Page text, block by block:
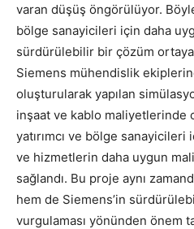
varan düşüş öngörülüyor.
bölge sanayicileri için daha
sürdürülebilir bir çözüm ortaya
Siemens mühendislik
oluşturularak yapılan
inşaat ve kablo maliyetlerinde
yatırımcı ve bölge
ve hizmetlerin daha uygun
sağlandı. Bu proje aynı
hem de Siemens’in
vurgulaması yönünden önem